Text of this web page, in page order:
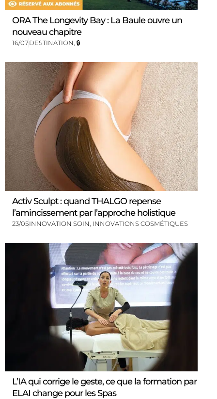
ORA The Longevity Bay : La Baule ouvre un
nouveau chapitre
16/07DESTINATION, 🔒
Activ Sculpt : quand THALGO repense
l’amincissement par l’approche holistique
23/05INNOVATION SOIN INNOVATIONS COSMÉTIQUES
L’IA qui corrige le geste, ce que la formation par
ELAI change pour les Spas